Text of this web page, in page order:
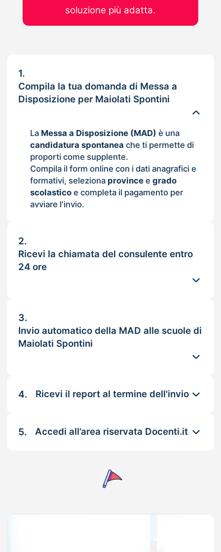
1.
Compila la tua domanda di Messa a
Disposizione per Maiolati Spontini
La Messa a Disposizione (MAD) è una
candidatura spontanea che ti permette di
proporti come supplente.
Compila il form online con i dati anagrafici e
formativi, seleziona provincee grado
scolasticoe completa il pagamento per
avviare l'invio.
2.
Ricevi la chiamata del consulente entro
24 ore
3.
Invio automatico della MAD alle scuole di
Maiolati Spontini
4. Ricevi il report al termine dell'invio
5. Accedi all’area riservata Docenti.it
soluzione più adatta.